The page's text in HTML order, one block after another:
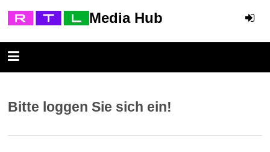
Media Hub
Bitte loggen Sie sich ein!